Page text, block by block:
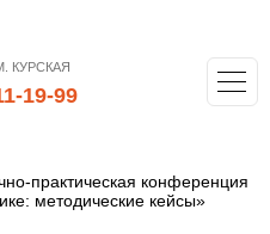
КУРСКАЯ
19-99